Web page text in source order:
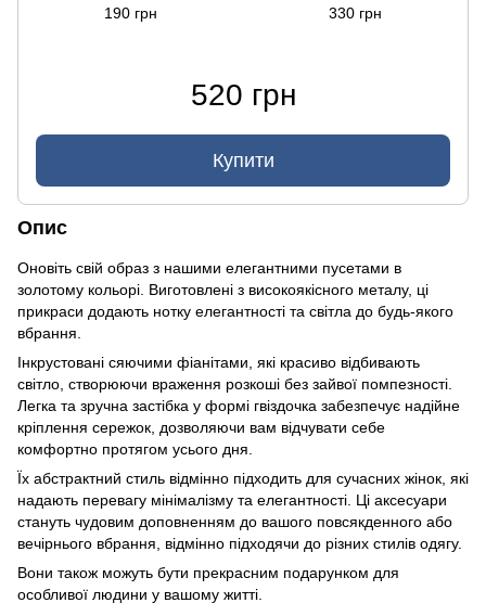
190 грн 330 грн
520 грн
Купити
Опис
Оновіть свій образ з нашими елегантними пусетами в
золотому кольорі. Виготовлені з високоякісного металу, ці
прикраси додають нотку елегантності та світла до будь-якого
вбрання.
Інкрустовані сяючими фіанітами, які красиво відбивають
світло, створюючи враження розкоші без зайвої помпезності.
Легка та зручна застібка у формі гвіздочка забезпечує надійне
кріплення сережок, дозволяючи вам відчувати себе
комфортно протягом усього дня.
Їх абстрактний стиль відмінно підходить для сучасних жінок, які
надають перевагу мінімалізму та елегантності. Ці аксесуари
стануть чудовим доповненням до вашого повсякденного або
вечірнього вбрання, відмінно підходячи до різних стилів одягу.
Вони також можуть бути прекрасним подарунком для
особливої людини у вашому житті.